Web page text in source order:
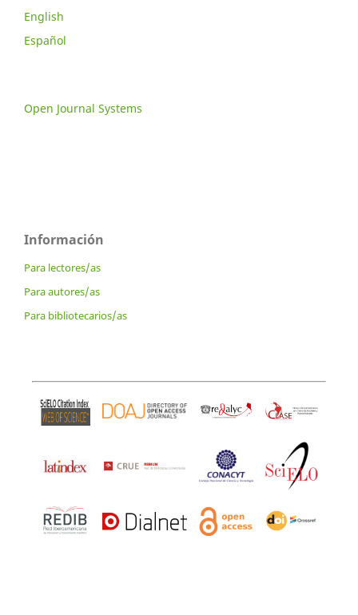
English
Español
Open Journal Systems
Información
Para lectores/as
Para autores/as
Para bibliotecarios/as